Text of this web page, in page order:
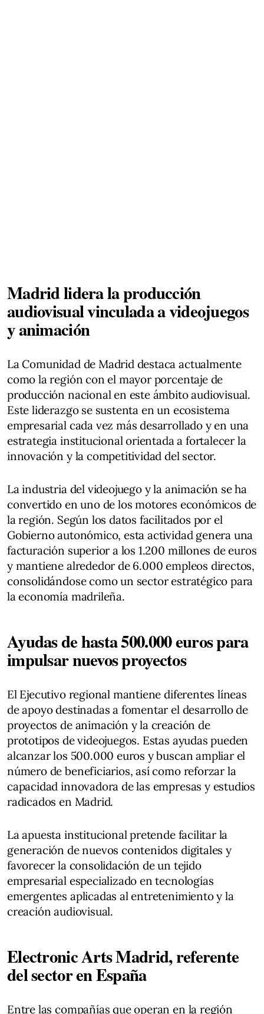
Madrid lidera la producción
audiovisual vinculada a videojuegos
y animación
La Comunidad de Madrid destaca actualmente
como la región con el mayor porcentaje de
producción nacional en este ámbito audiovisual.
Este liderazgo se sustenta en un ecosistema
empresarial cada vez más desarrollado y en una
estrategia institucional orientada a fortalecer la
innovación y la competitividad del sector.
La industria del videojuego y la animación se ha
convertido en uno de los motores económicos de
la región. Según los datos facilitados por el
Gobierno autonómico, esta actividad genera una
facturación superior a los 1.200 millones de euros
y mantiene alrededor de 6.000 empleos directos,
consolidándose como un sector estratégico para
la economía madrileña.
Ayudas de hasta 500.000 euros para
impulsar nuevos proyectos
El Ejecutivo regional mantiene diferentes líneas
de apoyo destinadas a fomentar el desarrollo de
proyectos de animación y la creación de
prototipos de videojuegos. Estas ayudas pueden
alcanzar los 500.000 euros y buscan ampliar el
número de beneficiarios, así como reforzar la
capacidad innovadora de las empresas y estudios
radicados en Madrid.
La apuesta institucional pretende facilitar la
generación de nuevos contenidos digitales y
favorecer la consolidación de un tejido
empresarial especializado en tecnologías
emergentes aplicadas al entretenimiento y la
creación audiovisual.
Electronic Arts Madrid, referente
del sector en España
Entre las compañías que operan en la región